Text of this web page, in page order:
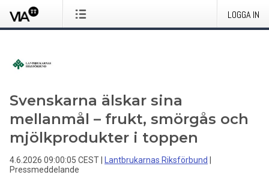
LOGGA IN
Svenskarna älskar sina
mellanmål – frukt, smörgås och
mjölkprodukter i toppen
4.6.2026 09:00:05 CEST Lantbrukarnas Riksförbund
Pressmeddelande